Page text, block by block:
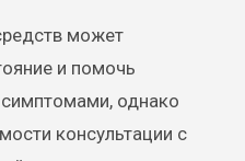
может
и помочь
однако
консультации с